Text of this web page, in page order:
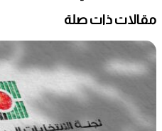
مقالات ذات صلة